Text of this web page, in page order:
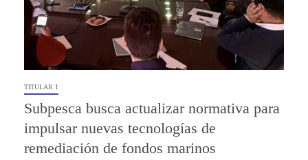
TITULAR 1
Subpesca busca actualizar normativa para
impulsar nuevas tecnologías de
remediación de fondos marinos